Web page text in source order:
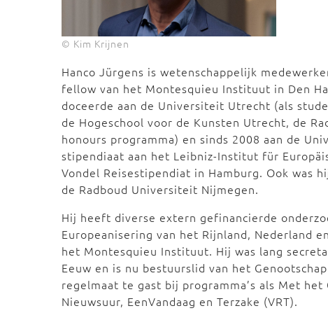
© Kim Krijnen
Hanco Jürgens is wetenschappelijk
fellow van het Montesquieu Instituut in Den
doceerde aan de Universiteit Utrecht (als
de Hogeschool voor de Kunsten Utrecht, de
honours programma) en sinds 2008 aan de
stipendiaat aan het Leibniz-Institut für
Vondel Reisestipendiat in Hamburg. Ook was
de Radboud Universiteit Nijmegen.
Hij heeft diverse extern gefinancierde
Europeanisering van het Rijnland, Nederland
het Montesquieu Instituut. Hij was lang
Eeuw en is nu bestuurslid van het
regelmaat te gast bij programma’s als Met
Nieuwsuur, EenVandaag en Terzake (VRT).